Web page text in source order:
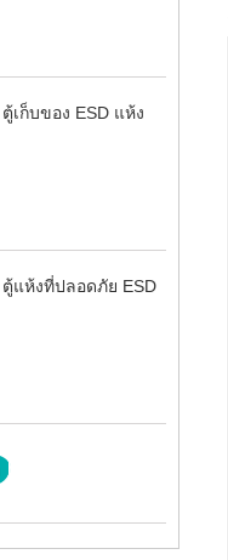
ตู้เก็บของ ESD แห้ง
ตู้แห้งที่ปลอดภัย ESD